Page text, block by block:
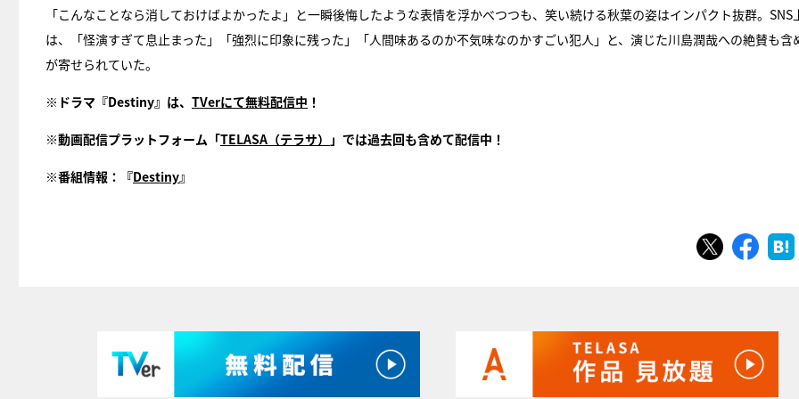
「こんなことなら消しておけばよかったよ」と一瞬後悔したような表情を浮かべつつも、笑い続ける秋葉の姿はインパクト抜群。SNS
は、「怪演すぎて息止まった」「強烈に印象に残った」「人間味あるのか不気味なのかすごい犯人」と、演じた川島潤哉への絶賛も含
が寄せられていた。
※ドラマ『Destiny』は、 TVerにて無料配信中 ！
※動画配信プラットフォーム「TELASA（テラサ） 」では過去回も含めて配信中！
※番組情報：『Destiny』
ツイートシェア